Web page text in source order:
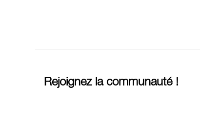
Rejoignez la communauté !